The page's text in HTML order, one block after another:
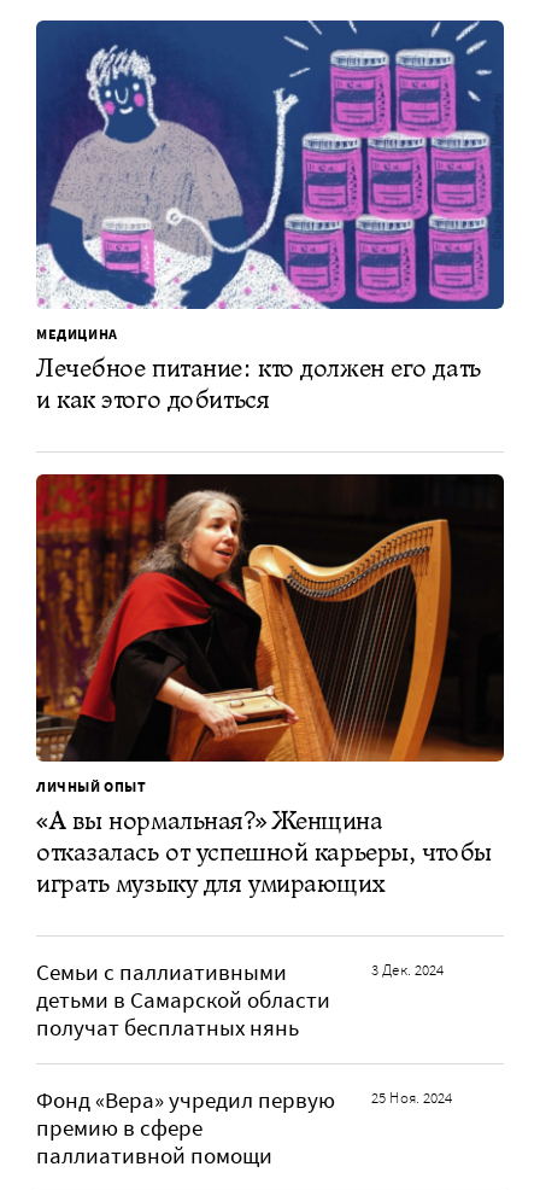
МЕДИЦИНА
Лечебное питание: кто должен его дать
и как этого добиться
ЛИЧНЫЙ ОПЫТ
«А вы нормальная?» Женщина
отказалась от успешной карьеры, чтобы
играть музыку для умирающих
Семьи с паллиативными
детьми в Самарской области
получат бесплатных нянь
3 Дек. 2024
Фонд «Вера» учредил первую
премию в сфере
паллиативной помощи
25 Ноя. 2024